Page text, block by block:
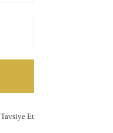
Tavsiye Et